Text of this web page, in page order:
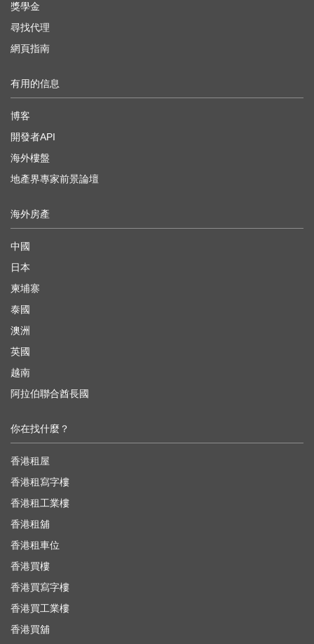
獎學金
尋找代理
網頁指南
有用的信息
博客
開發者API
海外樓盤
地產界專家前景論壇
海外房產
中國
日本
柬埔寨
泰國
澳洲
英國
越南
阿拉伯聯合酋長國
你在找什麼？
香港租屋
香港租寫字樓
香港租工業樓
香港租舖
香港租車位
香港買樓
香港買寫字樓
香港買工業樓
香港買舖